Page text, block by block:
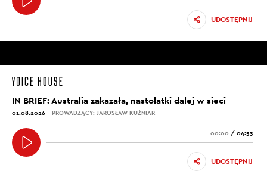
UDOSTĘPNIJ
IN BRIEF: Australia zakazała, nastolatki dalej w sieci
01.08.2026 PROWADZĄCY: JAROSŁAW KUŹNIAR
00:00 / 04:53
UDOSTĘPNIJ